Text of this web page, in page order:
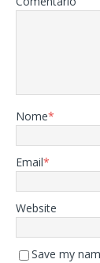
Nome*
Email*
Website
Save my